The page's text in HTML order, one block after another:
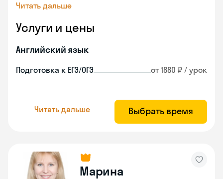
Читать дальше
Услуги и цены
Английский язык
Подготовка к ЕГЭ/ОГЭ от 1880 ₽ / урок
Читать дальше Выбрать время
Марина